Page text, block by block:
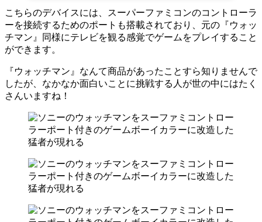
こちらのデバイスには、スーパーファミコンのコントローラ
ーを接続するためのポートも搭載されており、元の『ウォッ
チマン』同様にテレビを観る感覚でゲームをプレイすること
ができます。
『ウォッチマン』なんて商品があったことすら知りませんで
したが、なかなか面白いことに挑戦する人が世の中にはたく
さんいますね！